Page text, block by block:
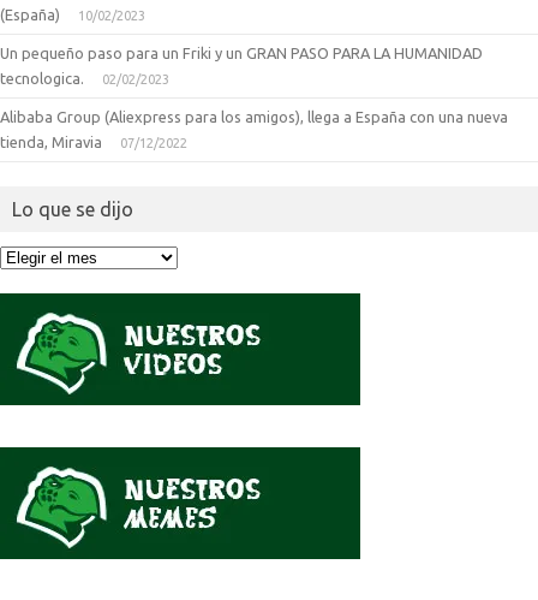
(España)
10/02/2023
Un pequeño paso para un Friki y un GRAN PASO PARA LA HUMANIDAD
tecnologica.
02/02/2023
Alibaba Group (Aliexpress para los amigos), llega a España con una nueva
tienda, Miravia
07/12/2022
Lo que se dijo
Lo